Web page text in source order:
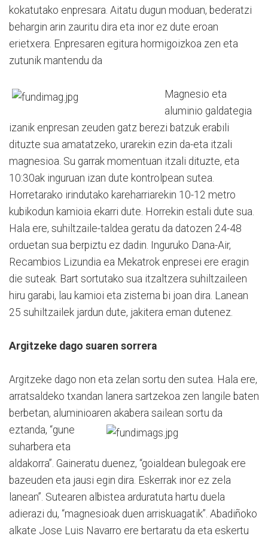
kokatutako enpresara. Aitatu dugun moduan, bederatzi
behargin arin zauritu dira eta inor ez dute eroan
erietxera. Enpresaren egitura hormigoizkoa zen eta
zutunik mantendu da
Magnesio eta
aluminio galdategia
izanik enpresan zeuden gatz berezi batzuk erabili
dituzte sua amatatzeko, urarekin ezin da-eta itzali
magnesioa. Su garrak momentuan itzali dituzte, eta
10:30ak inguruan izan dute kontrolpean sutea.
Horretarako irindutako kareharriarekin 10-12 metro
kubikodun kamioia ekarri dute. Horrekin estali dute sua.
Hala ere, suhiltzaile-taldea geratu da datozen 24-48
orduetan sua berpiztu ez dadin. Inguruko Dana-Air,
Recambios Lizundia ea Mekatrok enpresei ere eragin
die suteak. Bart sortutako sua itzaltzera suhiltzaileen
hiru garabi, lau kamioi eta zisterna bi joan dira. Lanean
25 suhiltzailek jardun dute, jakitera eman dutenez.
Argitzeke dago suaren sorrera
Argitzeke dago non eta zelan sortu den sutea. Hala ere,
arratsaldeko txandan lanera sartzekoa zen langile baten
berbetan, aluminioaren akabera sailean sortu da
eztanda, “gune
suharbera eta
aldakorra”. Gaineratu duenez, “goialdean bulegoak ere
bazeuden eta jausi egin dira. Eskerrak inor ez zela
lanean”. Sutearen albistea arduratuta hartu duela
adierazi du, “magnesioak duen arriskuagatik”. Abadiñoko
alkate Jose Luis Navarro ere bertaratu da eta eskertu